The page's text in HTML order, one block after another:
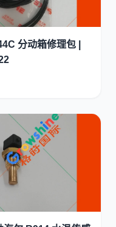
分动箱修理包 |